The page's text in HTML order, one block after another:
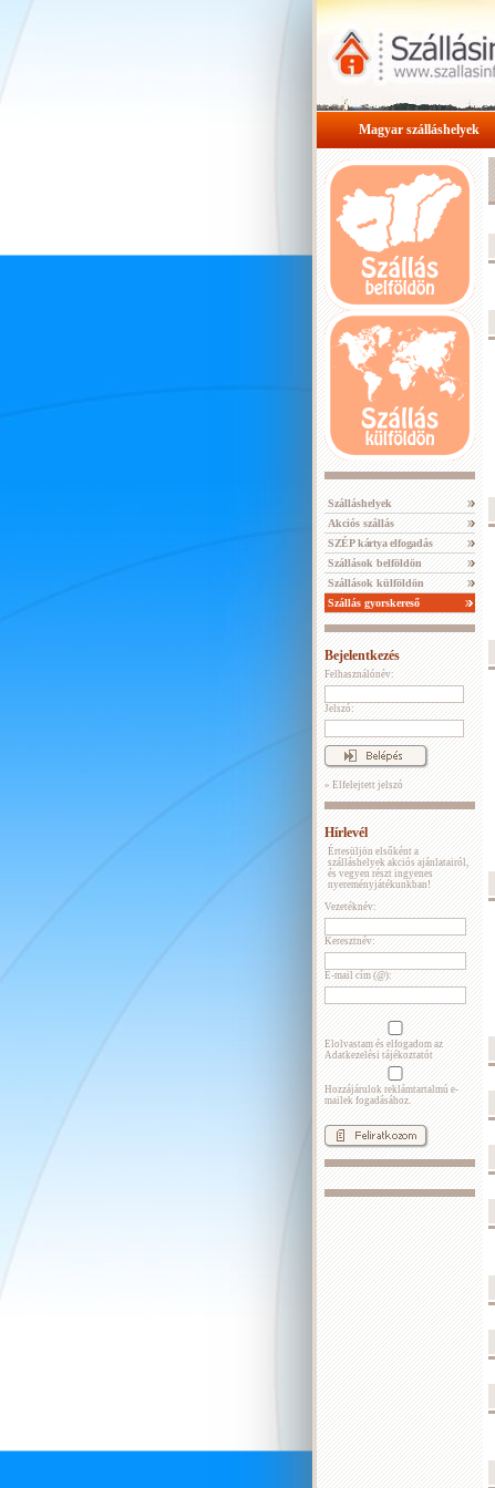
Magyar szálláshelyek
Szálláshelyek
Akciós szállás
SZÉP kártya elfogadás
Szállások belföldön
Szállások külföldön
Szállás gyorskereső
Bejelentkezés
Felhasználónév:
Jelszó:
» Elfelejtett jelszó
Hírlevél
Értesüljön elsőként a
szálláshelyek akciós ajánlatairól,
és vegyen részt ingyenes
nyereményjátékunkban!
Vezetéknév:
Keresztnév:
E-mail cím (@):
Elolvastam és elfogadom az
Adatkezelési tájékoztatót
Hozzájárulok reklámtartalmú e-
mailek fogadásához.